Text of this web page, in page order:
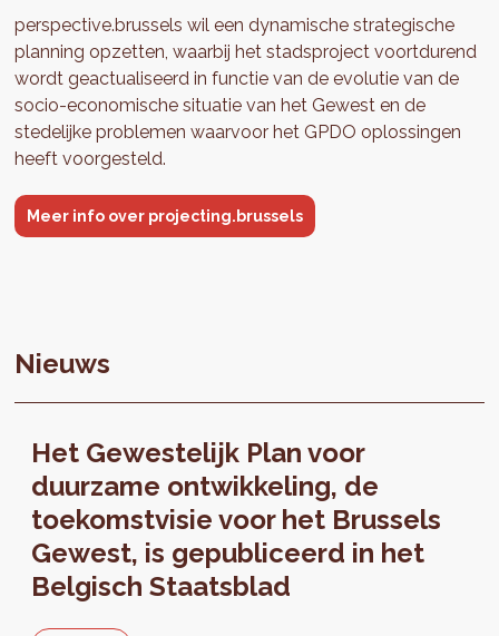
perspective.brussels wil een dynamische strategische
planning opzetten, waarbij het stadsproject voortdurend
wordt geactualiseerd in functie van de evolutie van de
socio-economische situatie van het Gewest en de
stedelijke problemen waarvoor het GPDO oplossingen
heeft voorgesteld.
Meer info over projecting.brussels
Nieuws
Het Gewestelijk Plan voor
duurzame ontwikkeling, de
toekomstvisie voor het Brussels
Gewest, is gepubliceerd in het
Belgisch Staatsblad